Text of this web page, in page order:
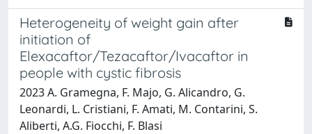
Heterogeneity of weight gain after
initiation of
Elexacaftor/Tezacaftor/Ivacaftor in
people with cystic fibrosis
2023 A. Gramegna, F. Majo, G. Alicandro, G.
Leonardi, L. Cristiani, F. Amati, M. Contarini, S.
Aliberti, A.G. Fiocchi, F. Blasi